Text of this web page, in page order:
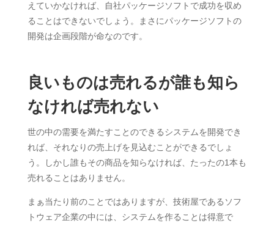
えていかなければ、自社パッケージソフトで成功を収め
ることはできないでしょう。まさにパッケージソフトの
開発は企画段階が命なのです。
良いものは売れるが誰も知ら
なければ売れない
世の中の需要を満たすことのできるシステムを開発でき
れば、それなりの売上げを見込むことができるでしょ
う。しかし誰もその商品を知らなければ、たったの1本も
売れることはありません。
まぁ当たり前のことではありますが、技術屋であるソフ
トウェア企業の中には、システムを作ることは得意で